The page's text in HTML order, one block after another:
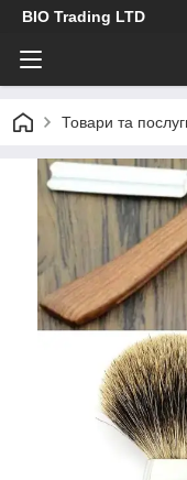
BIO Trading LTD
Товари та